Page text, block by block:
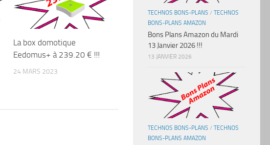
La box domotique
Eedomus+ à 239.20 € !!!
24 MARS 2023
TECHNOS BONS-PLANS / TECHNOS
BONS-PLANS AMAZON
Bons Plans Amazon du Mardi
13 Janvier 2026 !!!
13 JANVIER 2026
TECHNOS BONS-PLANS / TECHNOS
BONS-PLANS AMAZON